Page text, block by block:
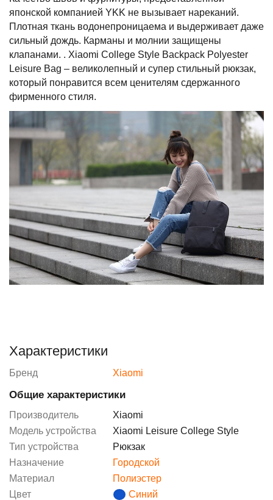
японской компанией YKK не вызывает нареканий.
Плотная ткань водонепроницаема и выдерживает даже
сильный дождь. Карманы и молнии защищены
клапанами. . Xiaomi College Style Backpack Polyester
Leisure Bag – великолепный и супер стильный рюкзак,
который понравится всем ценителям сдержанного
фирменного стиля.
Характеристики
Бренд Xiaomi
Общие характеристики
Производитель
Xiaomi
Модель устройства
Xiaomi Leisure College Style
Тип устройства
Рюкзак
Назначение
Городской
Материал
Полиэстер
Цвет
Синий